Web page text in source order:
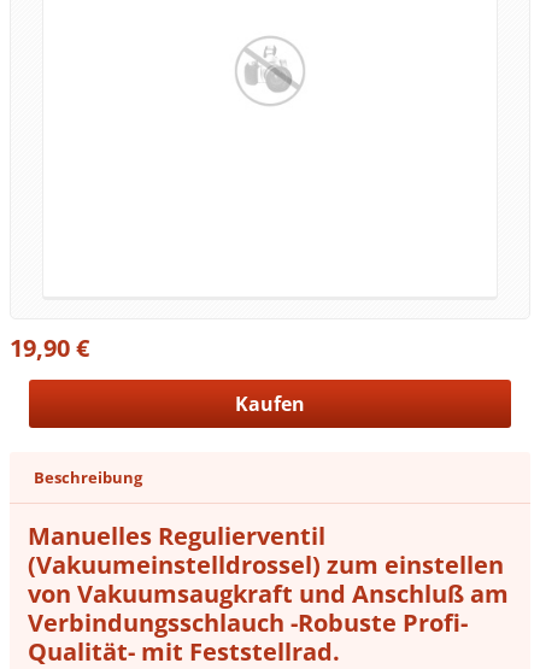
19,90 €
Beschreibung
Manuelles Regulierventil
(Vakuumeinstelldrossel) zum einstellen
von Vakuumsaugkraft und Anschluß am
Verbindungsschlauch -Robuste Profi-
Qualität- mit Feststellrad.